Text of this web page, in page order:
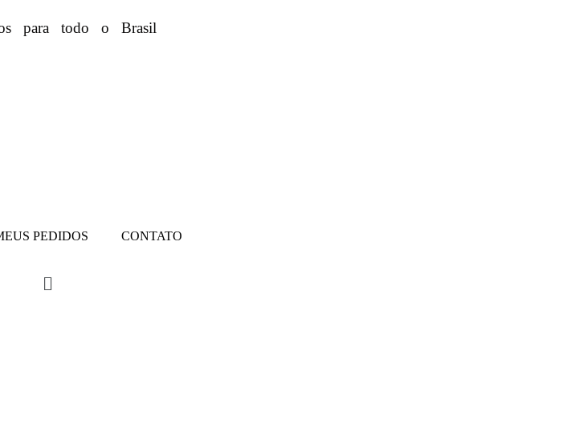
para todo o Brasil
PEDIDOS CONTATO